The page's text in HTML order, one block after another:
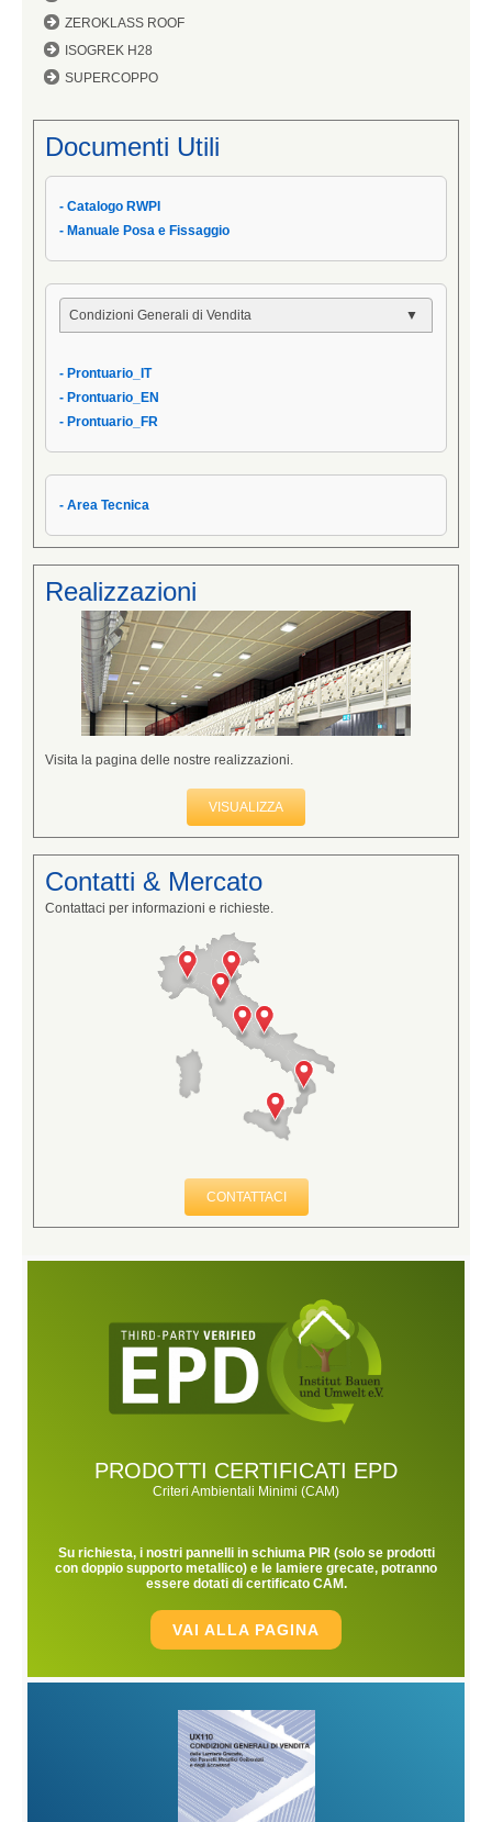
ZEROKLASS ROOF
ISOGREK H28
SUPERCOPPO
Documenti Utili
- Catalogo RWPI
- Manuale Posa e Fissaggio
Condizioni Generali di Vendita
- Condizioni di Vendita AIPPEG
- Prontuario_IT
- Prontuario_IT
- Prontuario_EN
- Prontuario_FR
- Area Tecnica
Realizzazioni
Visita la pagina delle nostre realizzazioni.
VISUALIZZA
Contatti & Mercato
Contattaci per informazioni e richieste.
CONTATTACI
PRODOTTI CERTIFICATI EPD
Criteri Ambientali Minimi (CAM)
Su richiesta, i nostri pannelli in schiuma PIR (solo se prodotti
con doppio supporto metallico) e le lamiere grecate, potranno
essere dotati di certificato CAM.
VAI ALLA PAGINA